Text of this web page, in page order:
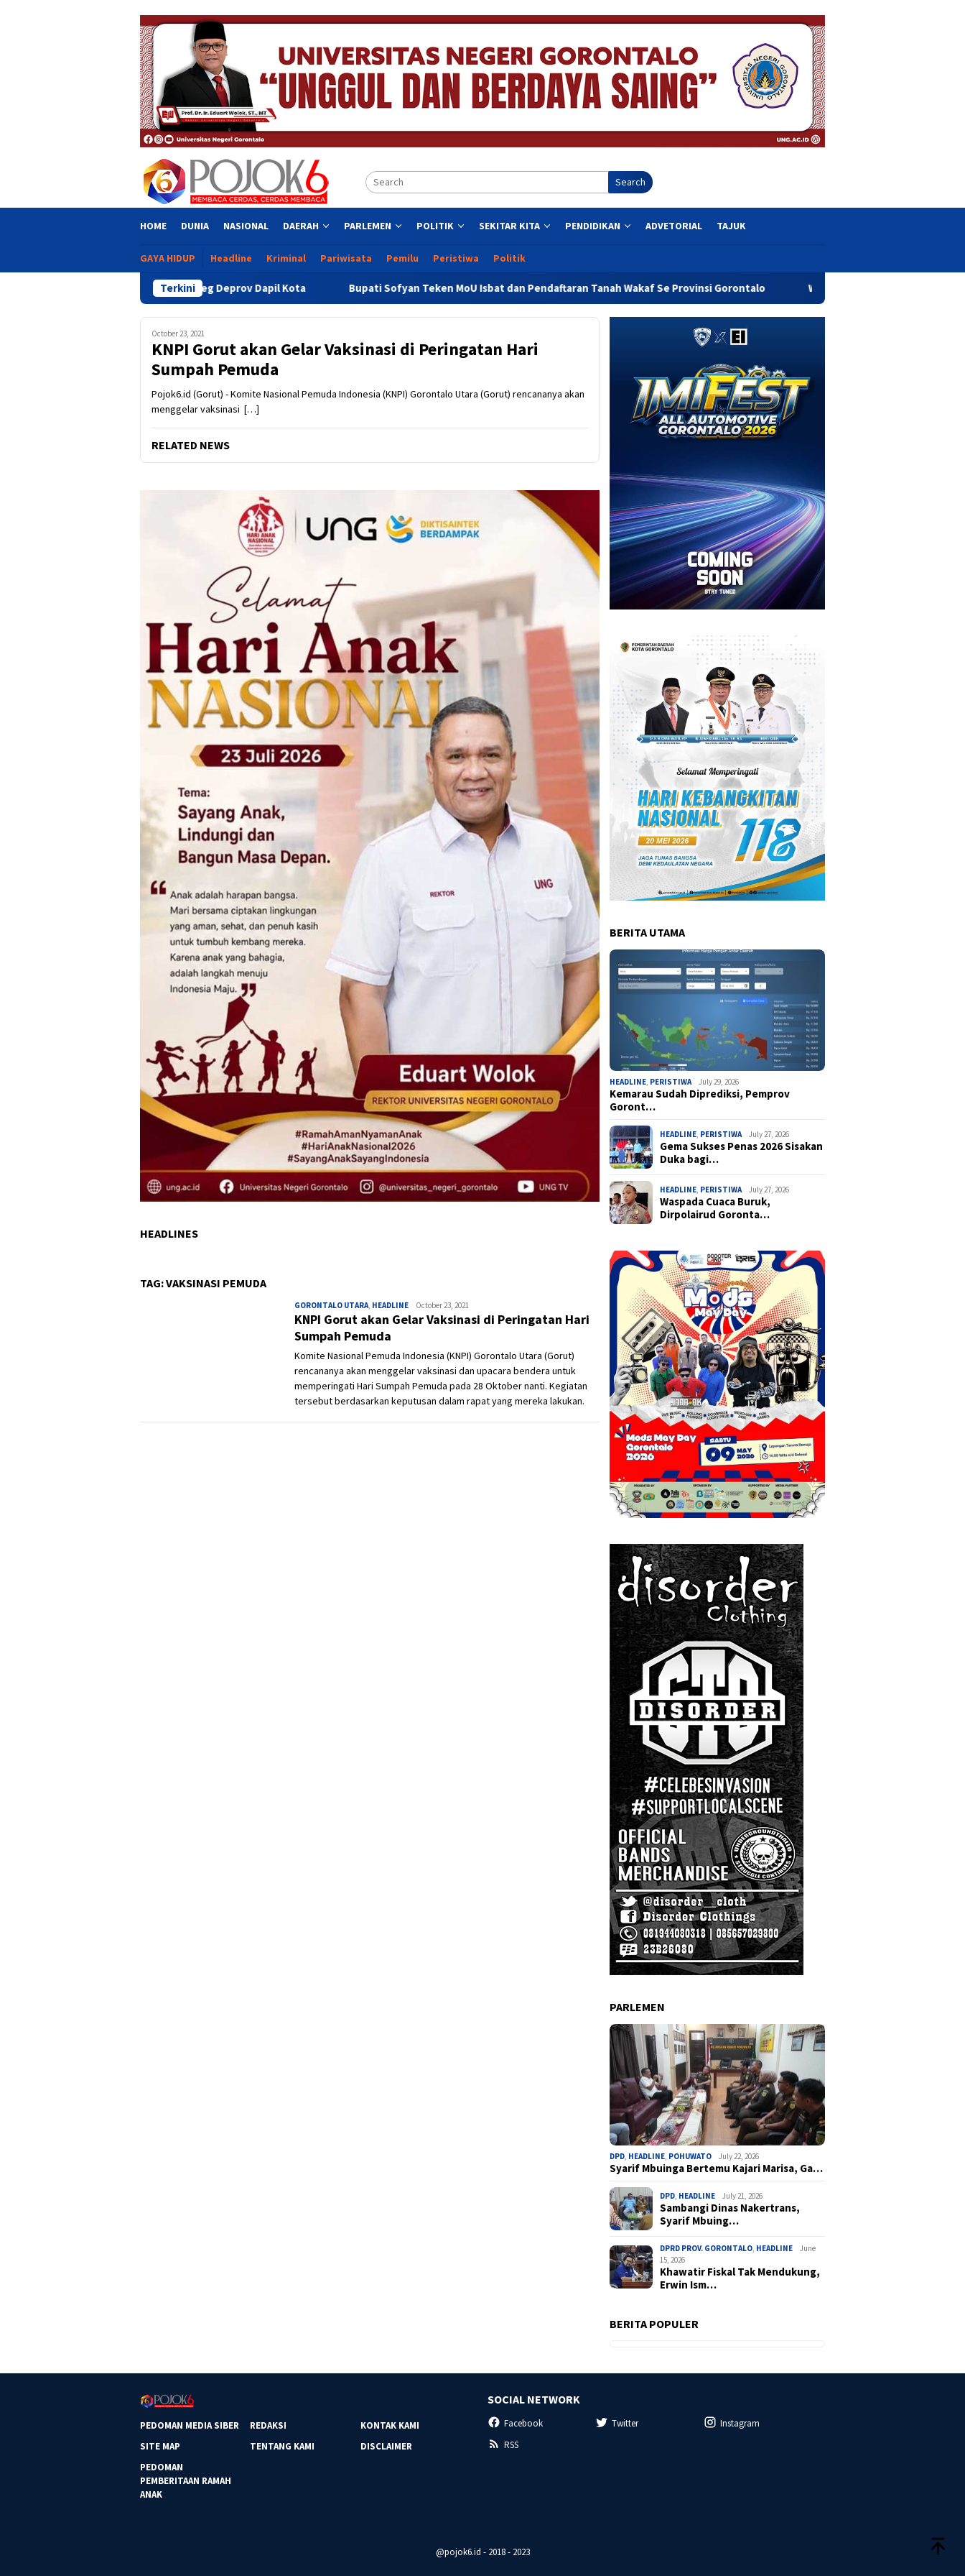
Search
HOME DUNIA NASIONAL DAERAH PARLEMEN POLITIK SEKITAR KITA PENDIDIKAN ADVETORIAL TAJUK
GAYA HIDUP Headline Kriminal Pariwisata Pemilu Peristiwa Politik
Terkini
Intervensi Aleg Deprov Dapil Kota Bupati Sofyan Teken MoU Isbat dan Pendaftaran Tanah Wakaf Se Provinsi Gorontalo Wagub Idah Syahidah Dorong Pelaku UMKM
October 23, 2021
KNPI Gorut akan Gelar Vaksinasi di Peringatan Hari
Sumpah Pemuda
Pojok6.id (Gorut) - Komite Nasional Pemuda Indonesia (KNPI) Gorontalo Utara (Gorut) rencananya akan
menggelar vaksinasi […]
RELATED NEWS
HEADLINES
TAG:VAKSINASI PEMUDA
GORONTALO UTARA, HEADLINE Ivan
October 23, 2021
KNPI Gorut akan Gelar Vaksinasi di Peringatan Hari
Sumpah Pemuda
Komite Nasional Pemuda Indonesia (KNPI) Gorontalo Utara (Gorut)
rencananya akan menggelar vaksinasi dan upacara bendera untuk
memperingati Hari Sumpah Pemuda pada 28 Oktober nanti. Kegiatan
tersebut berdasarkan keputusan dalam rapat yang mereka lakukan.
BERITA UTAMA
HEADLINE, PERISTIWA July 29, 2026
Kemarau Sudah Diprediksi, Pemprov
Goront…
HEADLINE, PERISTIWA July 27, 2026
Gema Sukses Penas 2026 Sisakan
Duka bagi…
HEADLINE, PERISTIWA July 27, 2026
Waspada Cuaca Buruk,
Dirpolairud Goronta…
PARLEMEN
DPD, HEADLINE, POHUWATO July 22, 2026
Syarif Mbuinga Bertemu Kajari Marisa, Ga…
DPD, HEADLINE July 21, 2026
Sambangi Dinas Nakertrans,
Syarif Mbuing…
DPRD PROV. GORONTALO, HEADLINE
June
15, 2026
Khawatir Fiskal Tak Mendukung,
Erwin Ism…
BERITA POPULER
PEDOMAN MEDIA SIBER REDAKSI
KONTAK KAMI
SITE MAP
TENTANG KAMI
DISCLAIMER
PEDOMAN
PEMBERITAAN RAMAH
ANAK
SOCIAL NETWORK
Facebook Twitter
Instagram
RSS
@pojok6.id - 2018 - 2023